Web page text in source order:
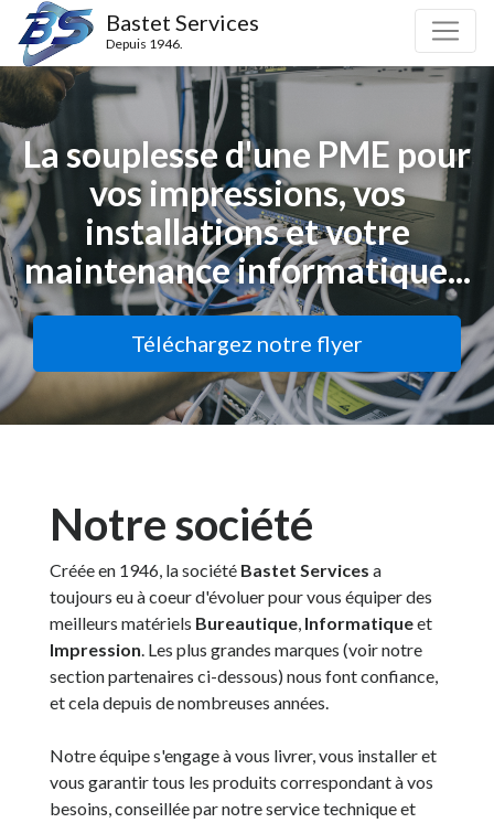
Bastet Services
Depuis 1946.
La souplesse d'une PME pour
vos impressions, vos
installations et votre
maintenance informatique...
Téléchargez notre flyer
Notre société
Créée en 1946, la société Bastet Services a
toujours eu à coeur d'évoluer pour vous équiper des
meilleurs matériels Bureautique, Informatiqueet
Impression. Les plus grandes marques (voir notre
section partenaires ci-dessous) nous font confiance,
et cela depuis de nombreuses années.
Notre équipe s'engage à vous livrer, vous installer et
vous garantir tous les produits correspondant à vos
besoins, conseillée par notre service technique et